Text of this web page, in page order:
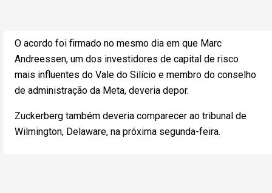
O acordo foi firmado no mesmo dia em que Marc
Andreessen, um dos investidores de capital de risco
mais influentes do Vale do Silício e membro do conselho
de administração da Meta, deveria depor.
Zuckerberg também deveria comparecer ao tribunal de
Wilmington, Delaware, na próxima segunda-feira.